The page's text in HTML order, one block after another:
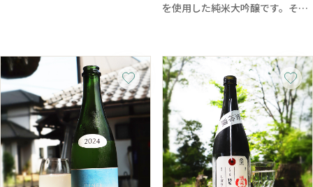
味とともに心地よい酸が伸びやか
に調和。
後味はスッとキレ良く、初夏から
夏にかけて冷やして楽しみたい一
本です。美郷錦の個性を存分に引
き出した、爽快感あふれる純米吟
醸をぜひお楽しみください。
を使用した純米大吟醸です。そし
お米個性とフレッシュな野趣をお
楽しみいただければ幸いですとコ
メントを頂いております。穏やか
な米の旨味があり、ややコクのあ
る味わい。加茂錦らしい鮮やかな
香味バランスが良く飲みやすく、
上品な味わいに仕上がっておりま